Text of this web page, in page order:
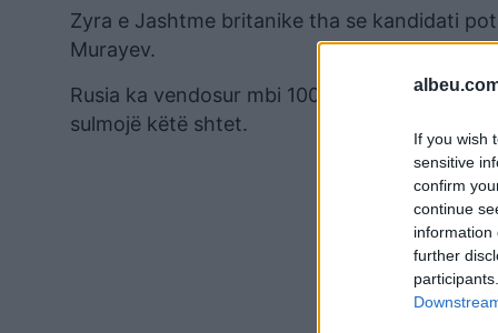
If you wish
sensitive
confirm
continue
information
further
Zyra e Jashtme britanike tha se kandidati
Murayev.
Rusia ka vendosur mbi 100,000 trupa në
sulmojë këtë shtet.